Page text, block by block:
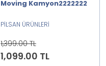
Moving Kamyon2222222
PİLSAN ÜRÜNLERİ
1,399.00 TL
1,099.00 TL